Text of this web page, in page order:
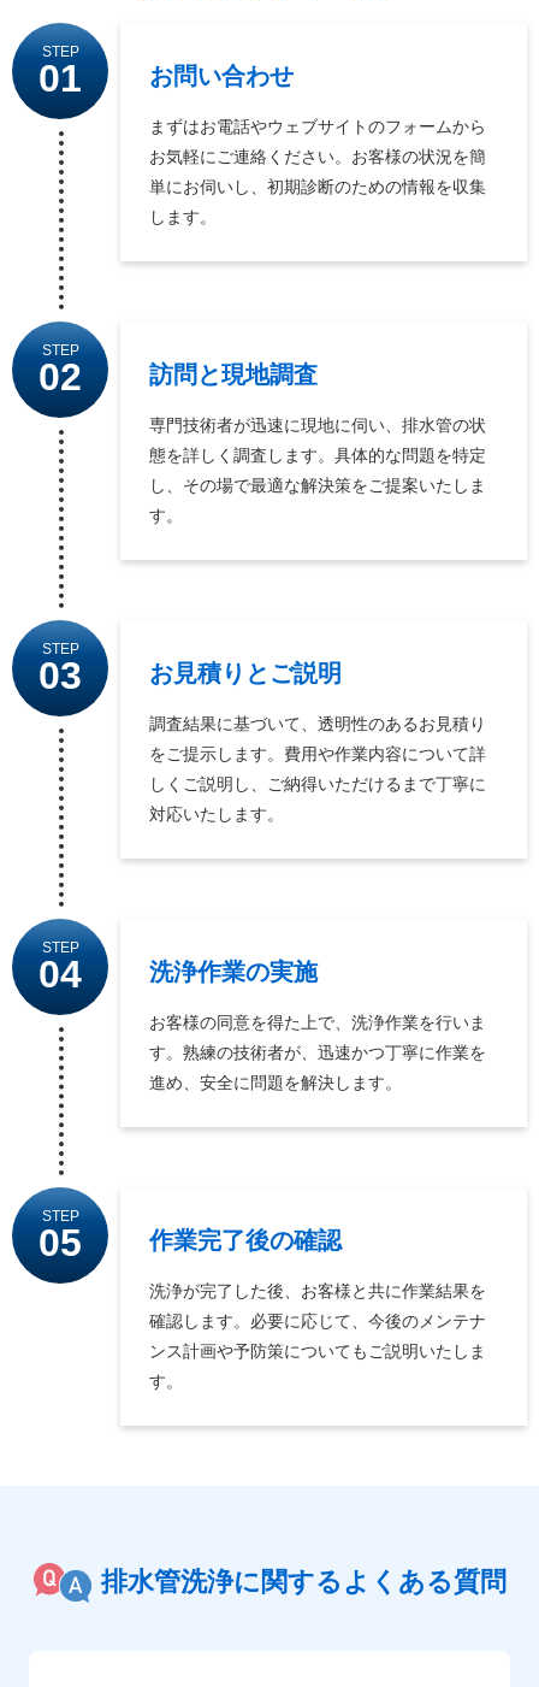
STEP
01 お問い合わせ
まずはお電話やウェブサイトのフォームから
お気軽にご連絡ください。お客様の状況を簡
単にお伺いし、初期診断のための情報を収集
します。
STEP
02 訪問と現地調査
専門技術者が迅速に現地に伺い、排水管の状
態を詳しく調査します。具体的な問題を特定
し、その場で最適な解決策をご提案いたしま
す。
STEP
03 お見積りとご説明
調査結果に基づいて、透明性のあるお見積り
をご提示します。費用や作業内容について詳
しくご説明し、ご納得いただけるまで丁寧に
対応いたします。
STEP
04 洗浄作業の実施
お客様の同意を得た上で、洗浄作業を行いま
す。熟練の技術者が、迅速かつ丁寧に作業を
進め、安全に問題を解決します。
STEP
05 作業完了後の確認
洗浄が完了した後、お客様と共に作業結果を
確認します。必要に応じて、今後のメンテナ
ンス計画や予防策についてもご説明いたしま
す。
排水管洗浄に関するよくある質問